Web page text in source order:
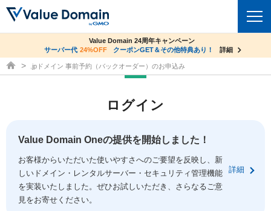
ドメイントップ
ドメイン移管
ドメイン価格一覧
ドメイン一括検索
コアサーバー
バリューサーバー
XREA
セキュリティトップ
Value Domain ネットde診断
SSL証明書
サービストップ
お得意様割引
facebook
co.jpドメイン✕コアサーバーV2ビジネス応援キャンペーン
サーバー料金1年間無料
詳細
Value Domain 24周年キャンペーン
サーバー代 24%OFF クーポンGET＆その他特典あり！ 詳細
ドメイン取得ならバリュードメイン
.jpドメイン 事前予約（バックオーダー）のお申込み
ログイン
Value Domain Oneの提供を開始しました！
お客様からいただいた使いやすさへのご要望を反映し、新
しいドメイン・レンタルサーバー・セキュリティ管理機能
を実装いたしました。ぜひお試しいただき、さらなるご意
見をお寄せください。
詳細